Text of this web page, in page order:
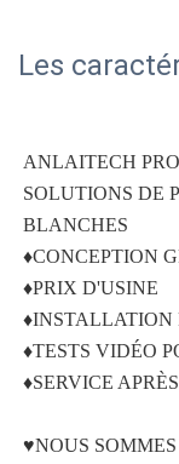
Les
ANLAITECH
SOLUTIONS DE
BLANCHES
♦CONCEPTION
♦PRIX D'USINE
♦INSTALLATION
♦TESTS VIDÉO
♦SERVICE
♥NOUS